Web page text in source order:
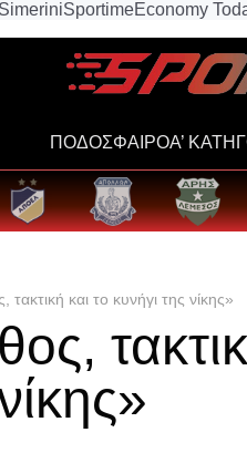
SimeriniSportimeEconomy
ΠΟΔΟΣΦΑΙΡΟΑ’
και το κυνήγι της νίκης»